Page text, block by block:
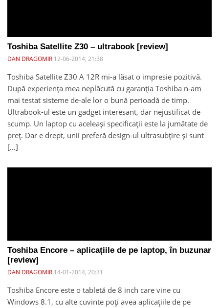
Toshiba Satellite Z30 – ultrabook [review]
DAN DRAGOMIR 12-06-2014, 21:38
Toshiba Satellite Z30 A 12R mi-a lăsat o impresie pozitivă.
După experiența mea neplăcută cu garanția Toshiba n-am
mai testat sisteme de-ale lor o bună perioadă de timp.
Ultrabook-ul este un gadget interesant, dar nejustificat de
scump. Un laptop cu aceleași specificații este la jumătate de
preț. Dar e drept, unii preferă design-ul ultrasubțire și sunt
[…]
Toshiba Encore – aplicațiile de pe laptop, în buzunar
[review]
DAN DRAGOMIR 14-01-2014, 20:31
Toshiba Encore este o tabletă de 8 inch care vine cu
Windows 8.1, cu alte cuvinte poți avea aplicațiile de pe